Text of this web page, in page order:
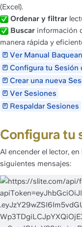
(Excel).
Ordenar y filtrar
Buscar información
manera rápida y
Ver Manual
Configura tu Sesión
Crear una nueva
Ver Sesiones
Respaldar Sesiones
Configura tu
Al encender el lector,
siguientes mensajes: